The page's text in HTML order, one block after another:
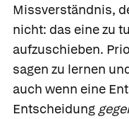
Missverständnis,
nicht: das eine zu
aufzuschieben.
sagen zu lernen
auch wenn eine
Entscheidung